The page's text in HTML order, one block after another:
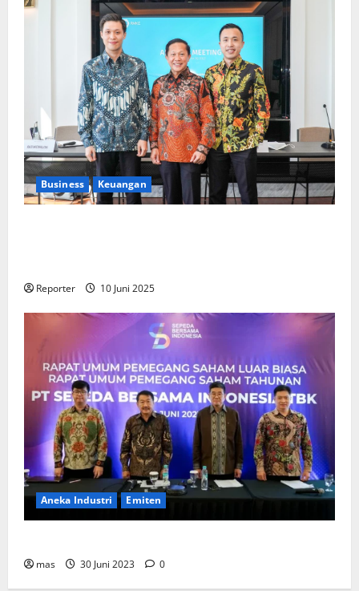
Business Keuangan
Reporter 10 Juni 2025
Aneka Industri Emiten
mas 30 Juni 2023 0